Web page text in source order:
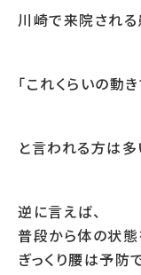
川崎で来院される
「これくらいの動
と言われる方は多
逆に言えば、
普段から体の状態
ぎっくり腰は予防